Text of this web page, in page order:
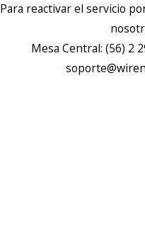
Para reactivar el servicio
Mesa Central: (56) 2